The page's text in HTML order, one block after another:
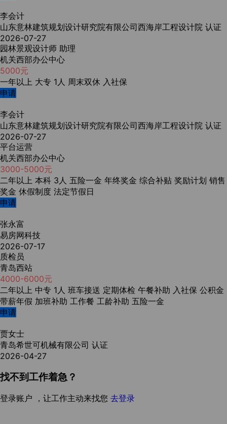
李会计
山东意林建筑规划设计研究院有限公司西海岸工程设计院 认证
2026-07-27
园林景观设计师 助理
机关西部办公中心
5000元
一年以上 大专 1人 周末双休 入社保
申请
李会计
山东意林建筑规划设计研究院有限公司西海岸工程设计院 认证
2026-07-27
平台运营
机关西部办公中心
3000-5000元
二年以上 本科 3人 五险一金 年终奖金 综合补贴 奖励计划 销售
奖金 休假制度 法定节假日
申请
张永富
易房网科技
2026-07-17
质检员
青岛西站
4000-6000元
二年以上 中专 1人 班车接送 定期体检 午餐补助 入社保 公积金
带薪年假 加班补助 工作餐 工龄补助 五险一金
申请
贾女士
青岛希世可机械有限公司 认证
2026-04-27
找不到工作着急？
登录账户 ，让工作主动来找您 去登录